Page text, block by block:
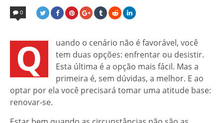
IN
0
Q
uando o cenário não é favorável, você
tem duas opções: enfrentar ou desistir.
Esta última é a opção mais fácil. Mas a
primeira é, sem dúvidas, a melhor. E ao
optar por ela você precisará tomar uma atitude base:
renovar-se.